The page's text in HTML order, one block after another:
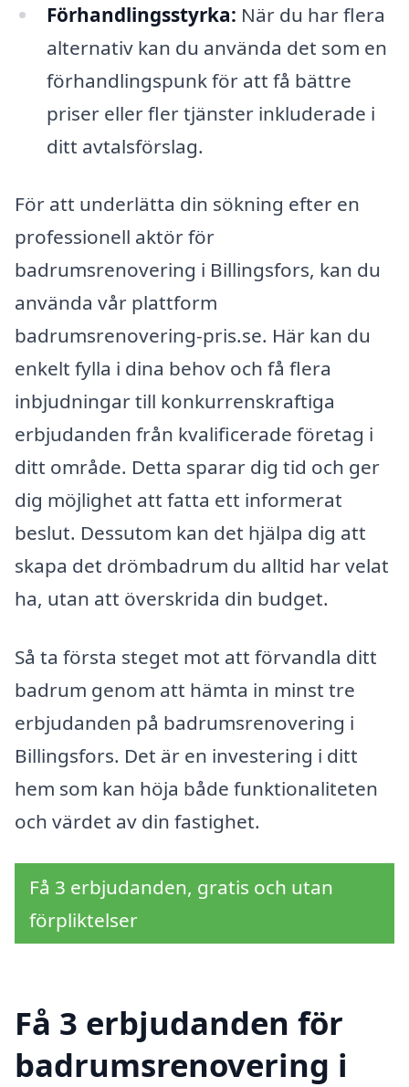
Förhandlingsstyrka: När du har flera
alternativ kan du använda det som en
förhandlingspunk för att få bättre
priser eller fler tjänster inkluderade i
ditt avtalsförslag.
För att underlätta din sökning efter en
professionell aktör för
badrumsrenovering i Billingsfors, kan du
använda vår plattform
badrumsrenovering-pris.se. Här kan du
enkelt fylla i dina behov och få flera
inbjudningar till konkurrenskraftiga
erbjudanden från kvalificerade företag i
ditt område. Detta sparar dig tid och ger
dig möjlighet att fatta ett informerat
beslut. Dessutom kan det hjälpa dig att
skapa det drömbadrum du alltid har velat
ha, utan att överskrida din budget.
Så ta första steget mot att förvandla ditt
badrum genom att hämta in minst tre
erbjudanden på badrumsrenovering i
Billingsfors. Det är en investering i ditt
hem som kan höja både funktionaliteten
och värdet av din fastighet.
Få 3 erbjudanden, gratis och utan
förpliktelser
Få 3 erbjudanden för
badrumsrenovering i